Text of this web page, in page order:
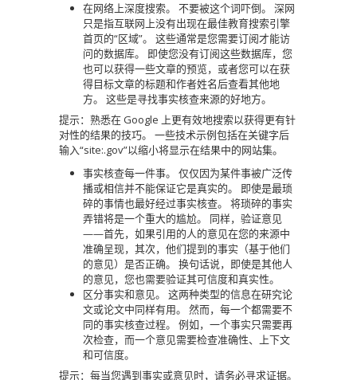
在网络上深度搜索。
不要被这个词吓倒。
深网
只是指互联网上没有出现在最佳教育搜索引擎
首页的“区域”。
这些通常是您需要订阅才能访
问的数据库。
即使您没有订阅这些数据库，您
也可以获得一些文章的预览，或者您可以在获
得目标文章的标题和作者姓名后查看其他地
方。
这些是寻找事实核查来源的好地方。
提示：熟悉在 Google 上更有效地搜索以获得更有针
对性的结果的技巧。
一些技术示例包括在关键字后
输入“site:.gov”以缩小将显示在结果中的网站集。
事实核查每一件事。
仅仅因为某件事被广泛传
播或相信并不能保证它是真实的。
即使是最琐
碎的事情也最好经过事实核查。
将琐碎的事实
弄错将是一个重大的尴尬。
同样，验证意见
——首先，如果引用的人的意见在您的来源中
准确呈现，其次，他们提到的事实（基于他们
的意见）是否正确。
换句话说，即使是其他人
的意见，您也需要验证其可信度和真实性。
区分事实和意见。
这两种类型的信息在研究论
文或论文中同样有用。
然而，每一个都需要不
同的事实核查过程。
例如，一个事实只需要再
次检查，而一个意见需要检查准确性、上下文
和可信度。
提示：每当您遇到事实或意见时，请务必寻求证据。